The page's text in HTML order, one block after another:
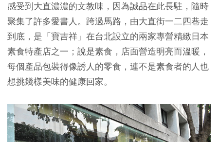
感受到大直濃濃的文教味，因為誠品在此長駐，隨時
聚集了許多愛書人。跨過馬路，由大直街一二四巷走
到底，是「寶吉祥」在台北設立的兩家專營精緻日本
素食特產店之一；說是素食，店面營造明亮而溫暖，
每個產品包裝得像誘人的零食，連不是素食者的人也
想挑幾樣美味的健康回家。